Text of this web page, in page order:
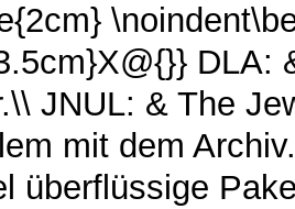
DLA:
JNUL: & The
mit dem
überflüssige